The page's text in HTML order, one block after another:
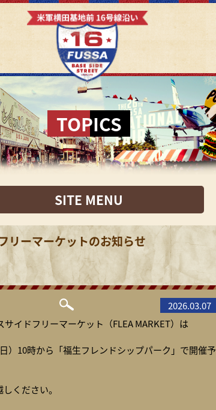
TOPICS
SITE MENU
リーマーケットのお知らせ
2026.03.07
サイドフリーマーケット（FLEA MARKET）は
）10時から「福生フレンドシップパーク」で開催予
ください。